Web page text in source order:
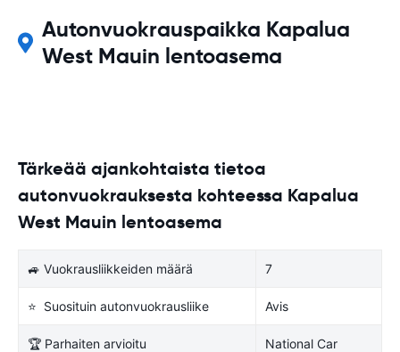
Autonvuokrauspaikka Kapalua
West Mauin lentoasema
Tärkeää ajankohtaista tietoa
autonvuokrauksesta kohteessa Kapalua
West Mauin lentoasema
🚙 Vuokrausliikkeiden määrä 7
⭐ Suosituin autonvuokrausliike Avis
🏆 Parhaiten arvioitu
National Car